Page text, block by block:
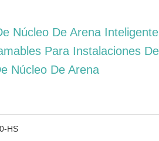
Núcleo De Arena Inteligente
Para Instalaciones De
Núcleo De Arena
HS